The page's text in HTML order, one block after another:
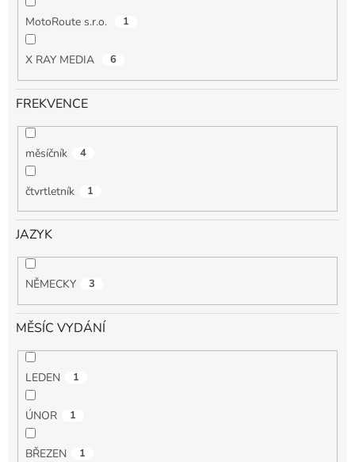
MotoRoute s.r.o. 1
X RAY MEDIA 6
FREKVENCE
měsíčník 4
čtvrtletník 1
JAZYK
NĚMECKY 3
MĚSÍC VYDÁNÍ
LEDEN 1
ÚNOR 1
BŘEZEN 1